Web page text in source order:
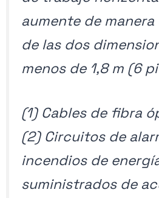
aumente de manera
de las dos
menos de 1,8 m (6
(1) Cables de fibra
(2) Circuitos de
incendios de
suministrados de